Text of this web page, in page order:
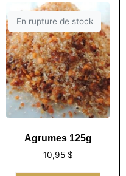
En rupture de stock
Agrumes 125g
10,95 $